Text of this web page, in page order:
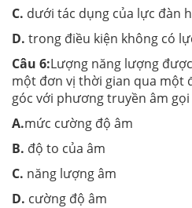
C. dưới tác dụng của lực đàn
D. trong điều kiện không có
Câu 6:Lượng năng lượng
một đơn vị thời gian qua một
góc với phương truyền âm gọi
A.mức cường độ âm
B. độ to của âm
C. năng lượng âm
D. cường độ âm